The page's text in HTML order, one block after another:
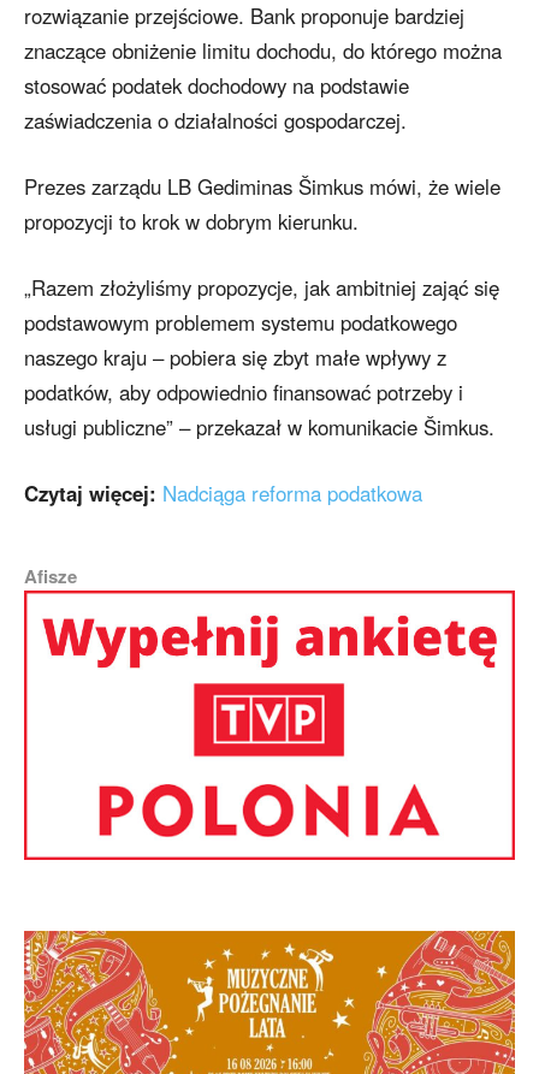
rozwiązanie przejściowe. Bank proponuje bardziej
znaczące obniżenie limitu dochodu, do którego można
stosować podatek dochodowy na podstawie
zaświadczenia o działalności gospodarczej.
Prezes zarządu LB Gediminas Šimkus mówi, że wiele
propozycji to krok w dobrym kierunku.
„Razem złożyliśmy propozycje, jak ambitniej zająć się
podstawowym problemem systemu podatkowego
naszego kraju – pobiera się zbyt małe wpływy z
podatków, aby odpowiednio finansować potrzeby i
usługi publiczne” – przekazał w komunikacie Šimkus.
Czytaj więcej: Nadciąga reforma podatkowa
Afisze